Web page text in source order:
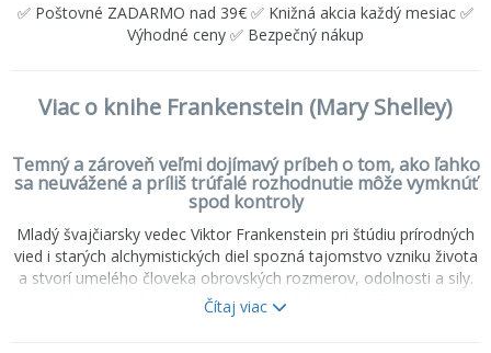
✅ Poštovné ZADARMO nad 39€ ✅ Knižná akcia každý mesiac ✅
Výhodné ceny ✅ Bezpečný nákup
Viac o knihe Frankenstein (Mary Shelley)
Temný a zároveň veľmi dojímavý príbeh o tom, ako ľahko
sa neuvážené a príliš trúfalé rozhodnutie môže vymknúť
spod kontroly
Mladý švajčiarsky vedec Viktor Frankenstein pri štúdiu prírodných
vied i starých alchymistických diel spozná tajomstvo vzniku života
a stvorí umelého človeka obrovských rozmerov, odolnosti a sily.
Keď sa kolos dá do pohybu, vedec sa zľakne vlastného výtvoru a
ponechá ho svojmu osudu. Sklamaný netvor, ktorý hľadal, no
Čítaj viac